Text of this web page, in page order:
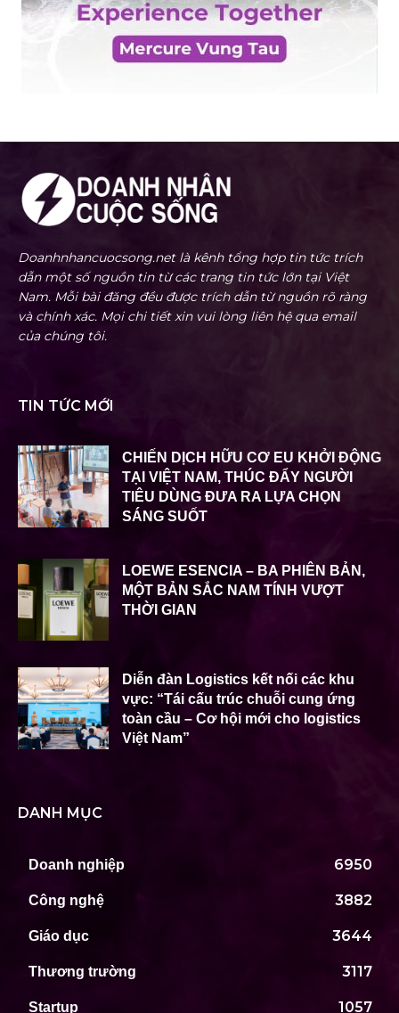
Doanhnhancuocsong.net là kênh tổng hợp tin tức trích
dẫn một số nguồn tin từ các trang tin tức lớn tại Việt
Nam. Mỗi bài đăng đều được trích dẫn từ nguồn rõ ràng
và chính xác. Mọi chi tiết xin vui lòng liên hệ qua email
của chúng tôi.
TIN TỨC MỚI
CHIẾN DỊCH HỮU CƠ EU KHỞI ĐỘNG
TẠI VIỆT NAM, THÚC ĐẨY NGƯỜI
TIÊU DÙNG ĐƯA RA LỰA CHỌN
SÁNG SUỐT
LOEWE ESENCIA – BA PHIÊN BẢN,
MỘT BẢN SẮC NAM TÍNH VƯỢT
THỜI GIAN
Diễn đàn Logistics kết nối các khu
vực: “Tái cấu trúc chuỗi cung ứng
toàn cầu – Cơ hội mới cho logistics
Việt Nam”
DANH MỤC
Doanh nghiệp 6950
Công nghệ 3882
Giáo dục 3644
Thương trường 3117
Startup 1057